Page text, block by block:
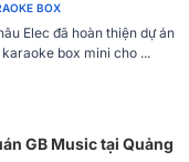
kết nối độc lập 2 hệ
biệt mà không sợ hỏng
chủ động xử lý các tín
BOX
Elec đã hoàn thiện dự án
box mini cho ...
GB Music tại Quảng